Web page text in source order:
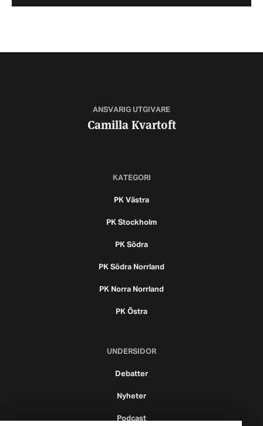
ANSVARIG UTGIVARE
Camilla Kvartoft
KATEGORI
PK Västra
PK Stockholm
PK Södra
PK Södra Norrland
PK Norra Norrland
PK Östra
UNDERSIDOR
Debatter
Nyheter
Podcast